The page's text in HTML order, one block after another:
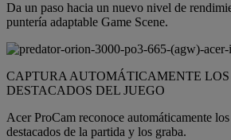
Da un paso hacia un nuevo nivel de
puntería adaptable Game Scene.
CAPTURA AUTOMÁTICAMENTE
DESTACADOS DEL JUEGO
Acer ProCam reconoce automáticamente
destacados de la partida y los graba.